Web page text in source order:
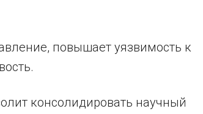
повышает уязвимость к
консолидировать научный